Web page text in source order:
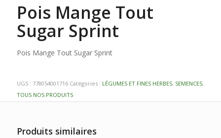
Pois Mange Tout
Sugar Sprint
Pois Mange Tout Sugar Sprint
UGS : 778054001716 Catégories : LÉGUMES ET FINES HERBES, SEMENCES,
TOUS NOS PRODUITS
Produits similaires